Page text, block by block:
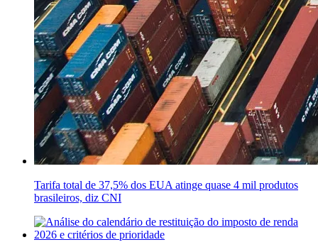
Tarifa total de 37,5% dos EUA atinge quase 4 mil produtos
brasileiros, diz CNI